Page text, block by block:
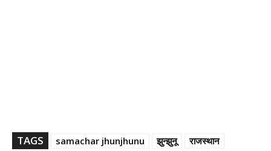
TAGS samachar jhunjhunu झुन्झुनू
राजस्थान